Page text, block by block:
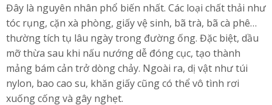
Đây là nguyên nhân phổ biến nhất. Các loại chất thải như
tóc rụng, cặn xà phòng, giấy vệ sinh, bã trà, bã cà phê…
thường tích tụ lâu ngày trong đường ống. Đặc biệt, dầu
mỡ thừa sau khi nấu nướng dễ đóng cục, tạo thành
mảng bám cản trở dòng chảy. Ngoài ra, dị vật như túi
nylon, bao cao su, khăn giấy cũng có thể vô tình rơi
xuống cống và gây nghẹt.